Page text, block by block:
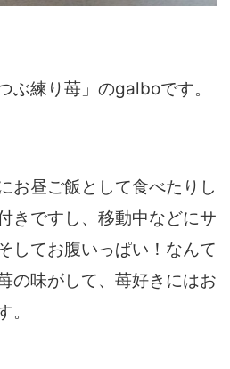
ぶ練り苺」のgalboです。
お昼ご飯として食べたりし
きですし、移動中などにサ
してお腹いっぱい！なんて
の味がして、苺好きにはお
。